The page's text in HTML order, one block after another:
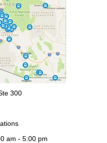
300
am - 5:00 pm